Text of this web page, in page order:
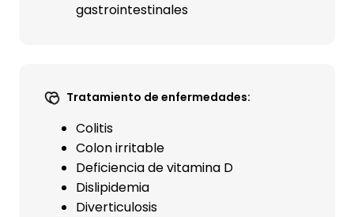
gastrointestinales
Tratamiento de enfermedades:
Colitis
Colon irritable
Deficiencia de vitamina D
Dislipidemia
Diverticulosis